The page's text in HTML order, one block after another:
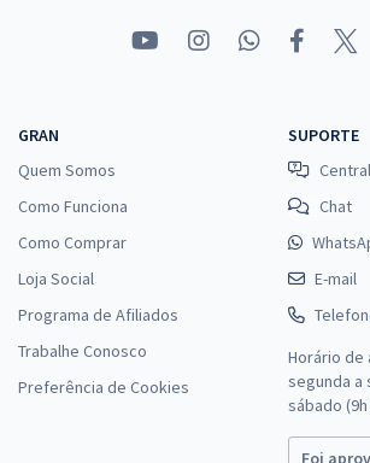
GRAN
Quem Somos
Como Funciona
Como Comprar
Loja Social
Programa de Afiliados
Trabalhe Conosco
Preferência de Cookies
SUPORTE
Chat
E-mail
Horário de
segunda a
sábado (9h
Foi